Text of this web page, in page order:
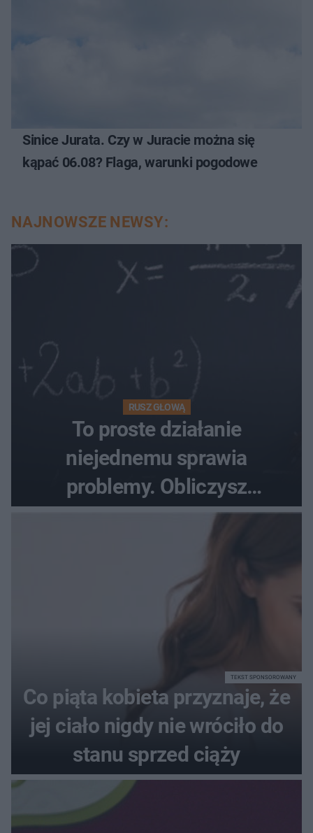
Sinice Jurata. Czy w Juracie można się
kąpać 06.08? Flaga, warunki pogodowe
NAJNOWSZE NEWSY:
RUSZ GŁOWĄ
To proste działanie
niejednemu sprawia
problemy. Obliczysz
poprawnie, ile to jest
Co piąta kobieta przyznaje, że
jej ciało nigdy nie wróciło do
stanu sprzed ciąży
TEKST SPONSOROWANY